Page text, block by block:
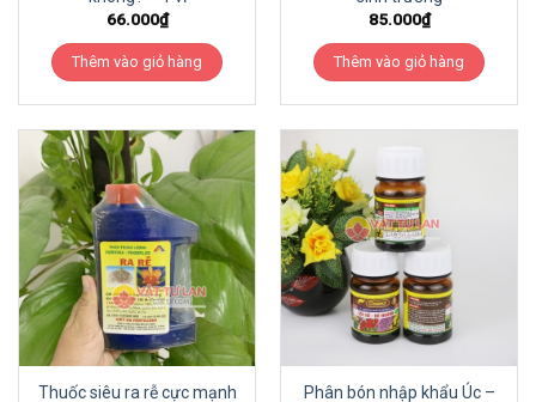
66.000₫
Thêm vào giỏ hàng
85.000₫
Thêm vào giỏ hàng
Thuốc siêu ra rễ cực mạnh Phân bón nhập khẩu Úc –